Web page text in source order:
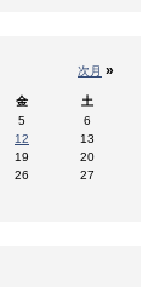
次月 »
金
土
5
6
12
13
19
20
26
27